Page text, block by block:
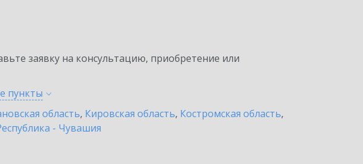
заявку на консультацию, приобретение или
пункты
область, Кировская область, Костромская область,
- Чувашия